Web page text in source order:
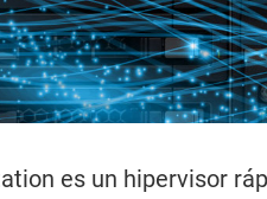
es un hipervisor